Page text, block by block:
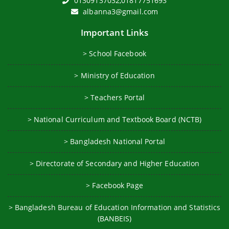
albanna3@gmail.com
Important Links
> School Facebook
> Ministry of Education
> Teachers Portal
> National Curriculum and Textbook Board (NCTB)
> Bangladesh National Portal
> Directorate of Secondary and Higher Education
> Facebook Page
> Bangladesh Bureau of Education Information and Statistics
(BANBEIS)